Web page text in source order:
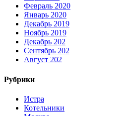
Февраль 2020
Январь 2020
Декабрь 2019
Ноябрь 2019
Декабрь 202
Сентябрь 202
Август 202
Рубрики
Истра
Котельники